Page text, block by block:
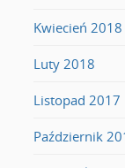
Kwiecień 2018
Luty 2018
Listopad 2017
Październik